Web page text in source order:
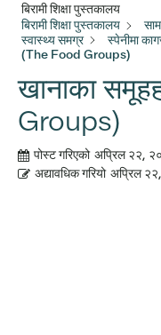
बिरामी शिक्षा पुस्तकालय
बिरामी शिक्षा पुस्तकालय
स्वास्थ्य समग्र
स्पेनीमा
(The Food Groups)
खानाका
Groups)
पोस्ट गरिएको अप्रिल २२,
अद्यावधिक गरियो अप्रिल